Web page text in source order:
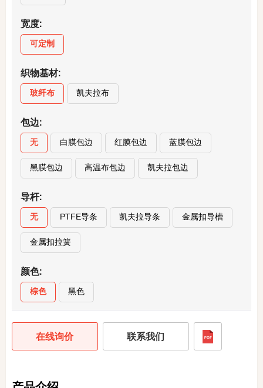
宽度:
可定制
织物基材:
玻纤布 凯夫拉布
包边:
无 白膜包边 红膜包边 蓝膜包边
黑膜包边 高温布包边 凯夫拉包边
导杆:
无 PTFE导条 凯夫拉导条 金属扣导槽
金属扣拉簧
颜色:
棕色 黑色
在线询价 联系我们